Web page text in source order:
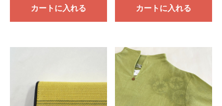
カートに入れる カートに入れる